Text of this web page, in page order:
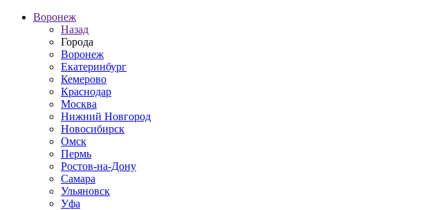
Воронеж
Назад
Города
Воронеж
Екатеринбург
Кемерово
Краснодар
Москва
Нижний Новгород
Новосибирск
Омск
Пермь
Ростов-на-Дону
Самара
Ульяновск
Уфа